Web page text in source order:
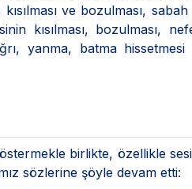
ve bozulması,
kısılması, bozulması,
yanma, batma
birlikte, özellikle
sözlerine şöyle devam etti: